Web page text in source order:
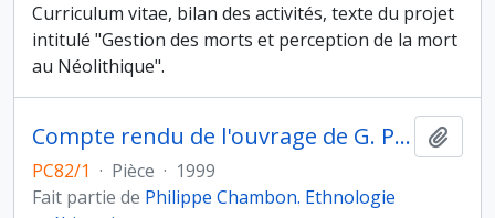
Curriculum vitae, bilan des activités, texte du projet
intitulé "Gestion des morts et perception de la mort
au Néolithique".
Compte rendu de l'ouvrage de G. PEREIRA G. Potrero de Guadalupe, Anthropologie funéraire d'une communauté pré-tarasque du nord du Michoacán, Mexique
PC82/1 · Pièce · 1999
Fait partie de Philippe Chambon. Ethnologie